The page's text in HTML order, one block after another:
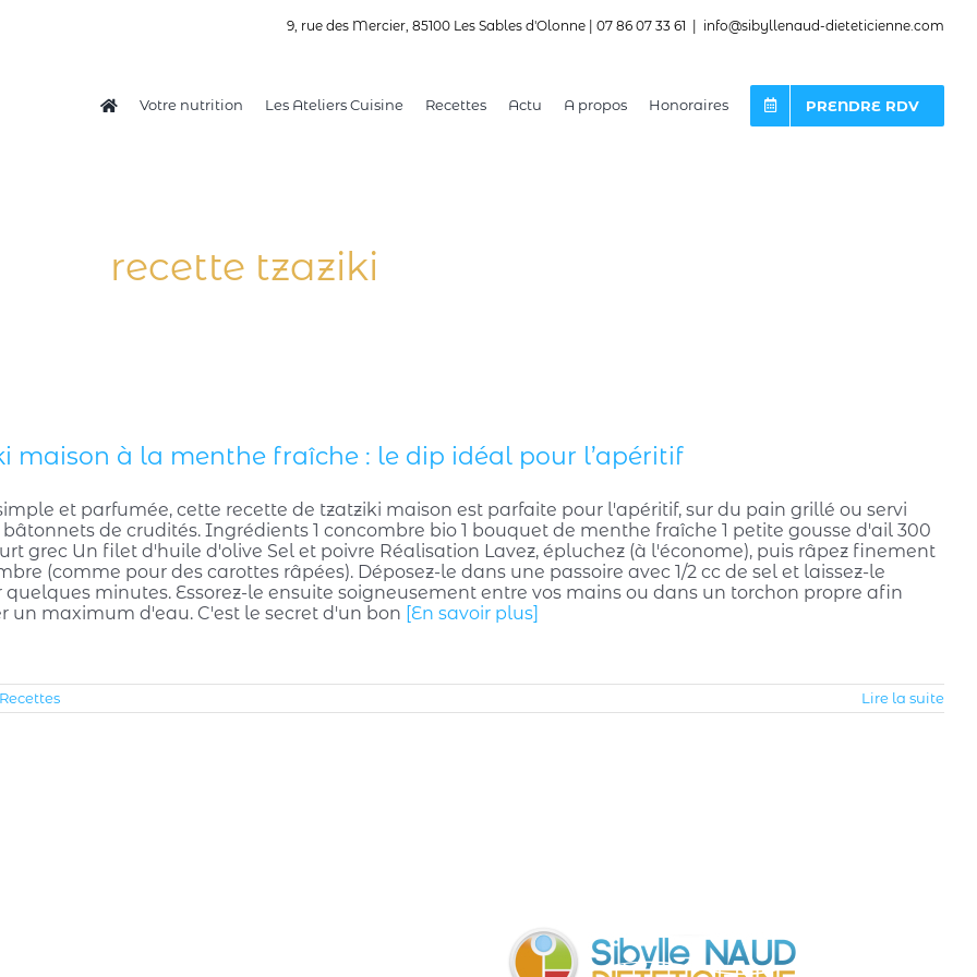
9, rue des Mercier, 85100 Les Sables d'Olonne | 07 86 07 33 61 info@sibyllenaud-dieteticienne.com
Votre nutrition Les Ateliers Cuisine Recettes Actu A propos Honoraires PRENDRE RDV
recette tzaziki
maison à la menthe fraîche : le dip idéal pour l’apéritif
et parfumée, cette recette de tzatziki maison est parfaite pour l'apéritif, sur du pain grillé ou servi
de crudités. Ingrédients 1 concombre bio 1 bouquet de menthe fraîche 1 petite gousse d'ail 300
grec Un filet d'huile d'olive Sel et poivre Réalisation Lavez, épluchez (à l'économe), puis râpez finement
(comme pour des carottes râpées). Déposez-le dans une passoire avec 1/2 cc de sel et laissez-le
quelques minutes. Essorez-le ensuite soigneusement entre vos mains ou dans un torchon propre afin
un maximum d'eau. C'est le secret d'un bon [En savoir plus]
Recettes Lire la suite